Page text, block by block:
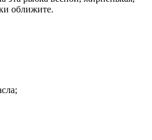
оближите.